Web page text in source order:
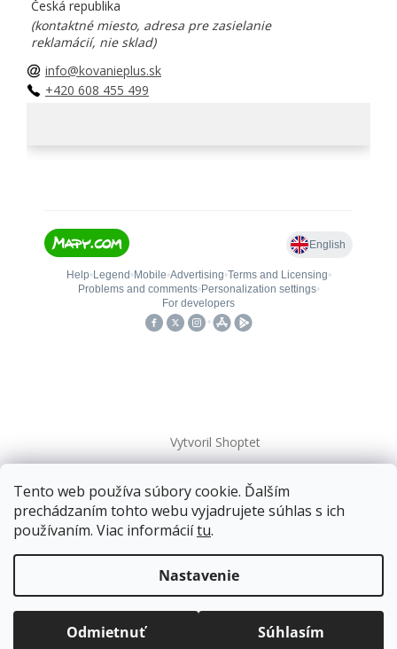
Tento web používa súbory cookie. Ďalším
prechádzaním tohto webu vyjadrujete súhlas s ich
používaním. Viac informáciítu.
Nastavenie
Odmietnuť Súhlasím
Doprava zadarmopre balíkové zásielky v hodnote
nad120 EUR*.
Balíky zasielame už od4 EUR.
ZRÝCHĽUJEME.
Česká republika
(kontaktné miesto, adresa pre zasielanie
reklamácií, nie sklad)
info@kovanieplus.sk
+420 608 455 499
Vytvoril Shoptet
Copyright 2026kovanieplus. Všetky práva vyhradené.